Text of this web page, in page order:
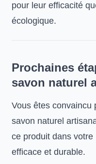
pour leur efficacité
écologique.
Prochaines
savon naturel
Vous êtes convaincu
savon naturel
ce produit dans
efficace et durable.